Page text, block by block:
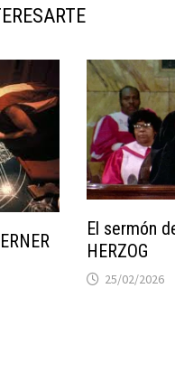
El sermón
HERZOG
25/02/2026